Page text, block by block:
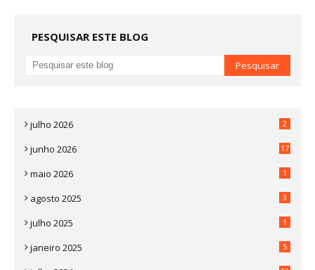
PESQUISAR ESTE BLOG
julho 2026 2
junho 2026 17
maio 2026 1
agosto 2025 3
julho 2025 1
janeiro 2025 5